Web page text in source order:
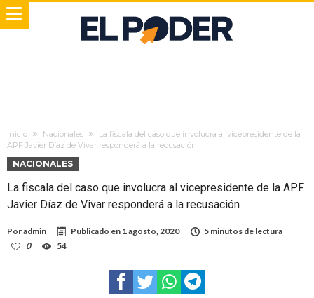
Inicio Nacionales
La fiscala del caso que involucra al vicepresidente de la
APF Javier Díaz de Vivar responderá a la recusación
NACIONALES
La fiscala del caso que involucra al vicepresidente de la APF
Javier Díaz de Vivar responderá a la recusación
Poradmin Publicado en 1 agosto, 2020
5 minutos de lectura
0
54